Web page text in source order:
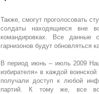
Также, смогут проголосовать
солдаты находящиеся вне
командировках. Все данные
гарнизонов будут
В период июнь – июль 2009
избирателя» в каждой
получали доступ к любой
партий. К тому же, все